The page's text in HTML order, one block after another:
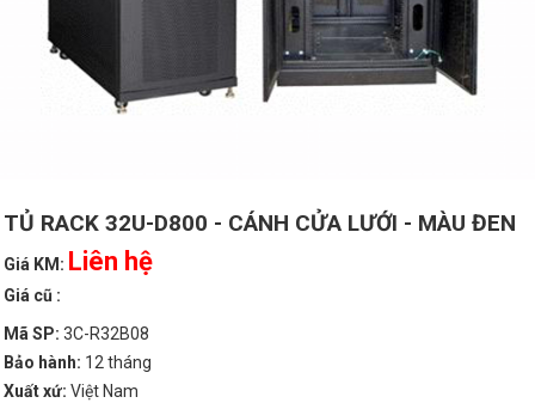
TỦ RACK 32U-D800 - CÁNH CỬA LƯỚI - MÀU ĐEN
Giá KM: Liên hệ
Giá cũ :
Mã SP: 3C-R32B08
Bảo hành: 12 tháng
Xuất xứ: Việt Nam